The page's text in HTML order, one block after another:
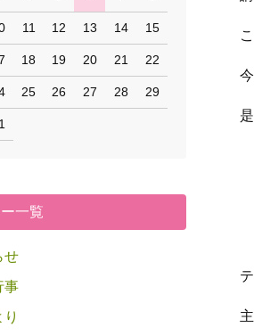
11 12 13 14 15
18 19 20 21 22
25 26 27 28 29
一覧
せ
事